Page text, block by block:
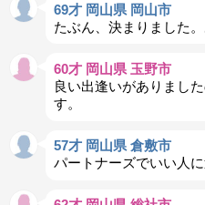
69才 岡山県 岡山市
たぶん、決まりました
60才 岡山県 玉野市
良い出逢いがありまし
す。
57才 岡山県 倉敷市
パートナーズでいい人に